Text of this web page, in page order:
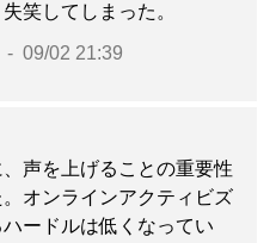
笑してしまった。
09/02 21:39
声を上げることの重要性
オンラインアクティビズ
ードルは低くなってい